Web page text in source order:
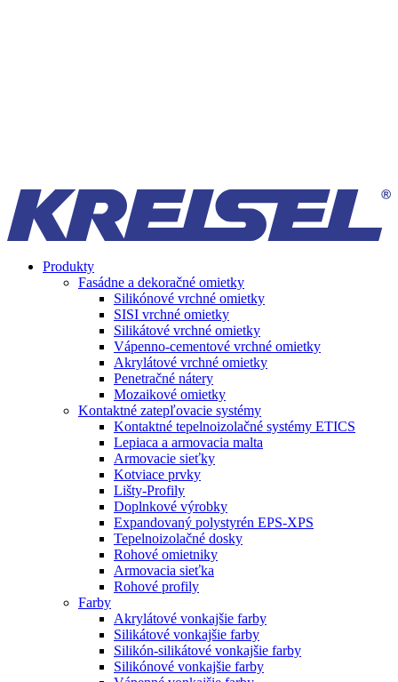
Produkty
Fasádne a dekoračné omietky
Silikónové vrchné omietky
SISI vrchné omietky
Silikátové vrchné omietky
Vápenno-cementové vrchné omietky
Akrylátové vrchné omietky
Penetračné nátery
Mozaikové omietky
Kontaktné zatepľovacie systémy
Kontaktné tepelnoizolačné systémy ETICS
Lepiaca a armovacia malta
Armovacie sieťky
Kotviace prvky
Lišty-Profily
Doplnkové výrobky
Expandovaný polystyrén EPS-XPS
Tepelnoizolačné dosky
Rohové omietniky
Armovacia sieťka
Rohové profily
Farby
Akrylátové vonkajšie farby
Silikátové vonkajšie farby
Silikón-silikátové vonkajšie farby
Silikónové vonkajšie farby